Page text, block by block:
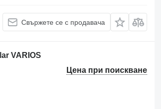
Свържете се с продавача
VARIOS
Цена при поискване